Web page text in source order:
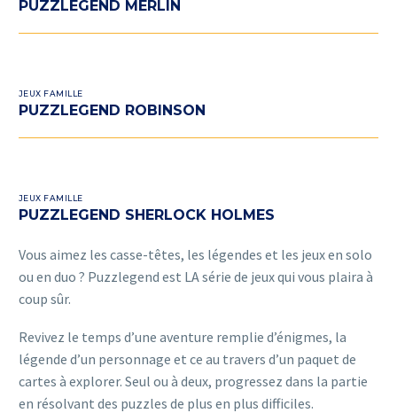
PUZZLEGEND MERLIN
JEUX FAMILLE
PUZZLEGEND ROBINSON
Holmes
JEUX FAMILLE
PUZZLEGEND SHERLOCK HOLMES
Vous aimez les casse-têtes, les légendes et les jeux en solo
ou en duo ? Puzzlegend est LA série de jeux qui vous plaira à
coup sûr.
Revivez le temps d’une aventure remplie d’énigmes, la
légende d’un personnage et ce au travers d’un paquet de
cartes à explorer. Seul ou à deux, progressez dans la partie
en résolvant des puzzles de plus en plus difficiles.